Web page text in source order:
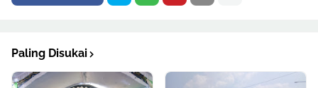
Paling Disukai